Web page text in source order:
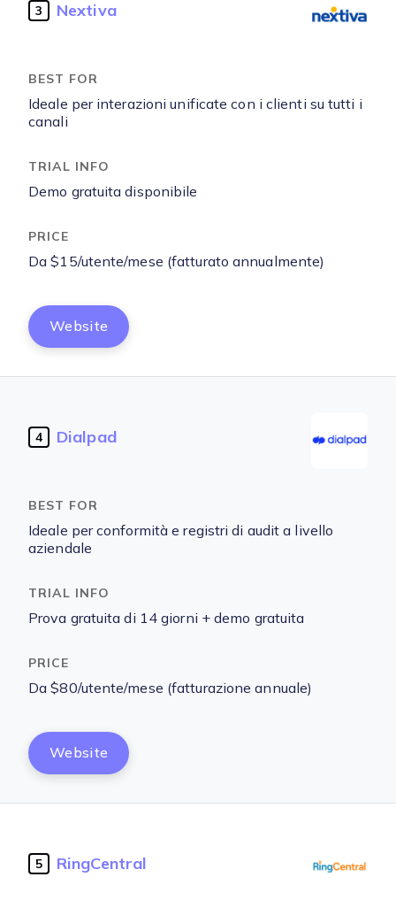
3 Nextiva
Ideale per interazioni unificate con i clienti su tutti i
canali
Demo gratuita disponibile
Da $15/utente/mese (fatturato annualmente)
Website
4 Dialpad
Ideale per conformità e registri di audit a livello
aziendale
Prova gratuita di 14 giorni + demo gratuita
Da $80/utente/mese (fatturazione annuale)
Website
5 RingCentral